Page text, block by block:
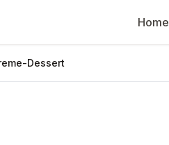
Home
Dessert